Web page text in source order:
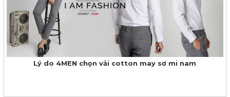
Lý do 4MEN chọn vải cotton may sơ mi nam